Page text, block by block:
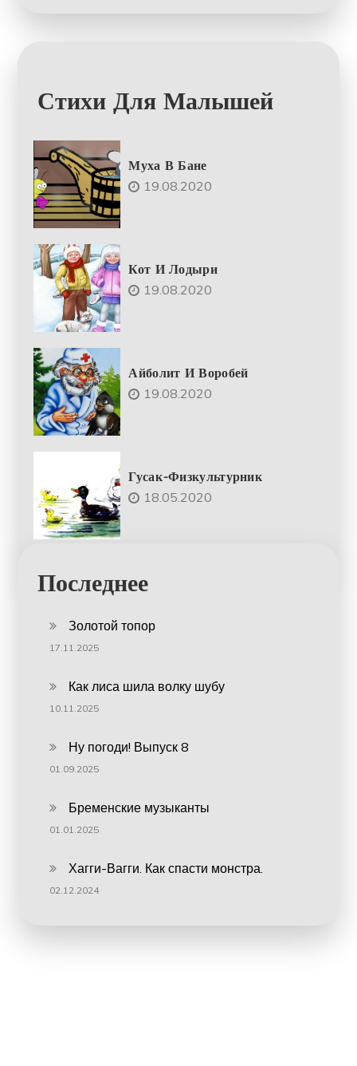
Стихи Для Малышей
Муха В Бане
19.08.2020
Кот И Лодыри
19.08.2020
Айболит И Воробей
19.08.2020
Гусак-Физкультурник
18.05.2020
Последнее
Золотой топор
17.11.2025
Как лиса шила волку шубу
10.11.2025
Ну погоди! Выпуск 8
01.09.2025
Бременские музыканты
01.01.2025
Хагги-Вагги. Как спасти монстра.
02.12.2024